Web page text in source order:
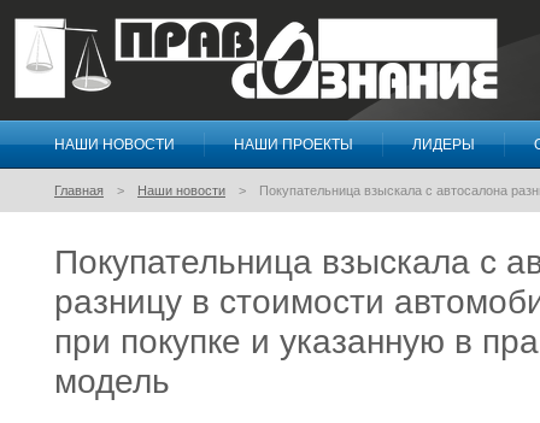
Правосознание
НАШИ НОВОСТИ НАШИ ПРОЕКТЫ ЛИДЕРЫ
Главная Наши новости Покупательница взыскала с автосалона
Покупательница взыскала с
разницу в стоимости
при покупке и указанную в
модель